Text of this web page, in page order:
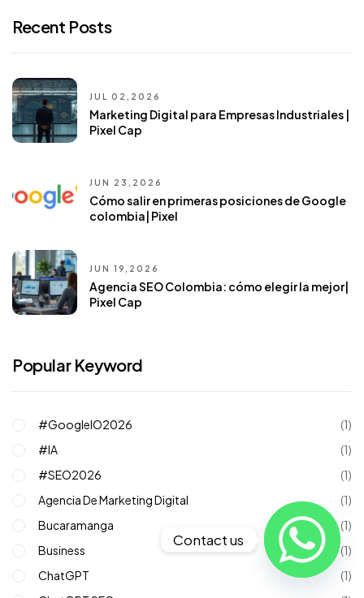
Recent Posts
JUL 02,2026
Marketing Digital para Empresas Industriales |
Pixel Cap
JUN 23,2026
Cómo salir en primeras posiciones de Google
colombia| Pixel
JUN 19,2026
Agencia SEO Colombia: cómo elegir la mejor|
Pixel Cap
Popular Keyword
#GoogleIO2026
(1)
#IA
(1)
#SEO2026
(1)
Agencia De Marketing Digital
(1)
Bucaramanga
(1)
Business
(1)
ChatGPT
(1)
Contact us